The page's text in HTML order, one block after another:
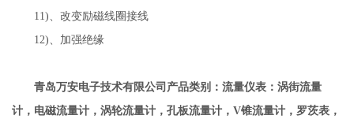
11)、改变励磁线圈接线
12)、加强绝缘
青岛万安电子技术有限公司产品类别：流量仪表：涡街流量
计，电磁流量计，涡轮流量计，孔板流量计，V锥流量计，罗茨表，